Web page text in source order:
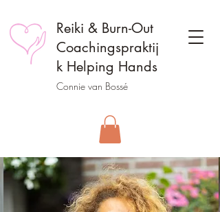
Reiki & Burn-Out
Coachingspraktij
k Helping Hands
Connie van Bossé